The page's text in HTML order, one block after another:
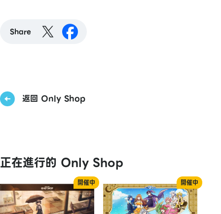
Share
返回 Only Shop
正在進行的 Only Shop